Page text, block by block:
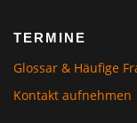
TERMINE
Glossar & Häufige
Kontakt aufnehmen